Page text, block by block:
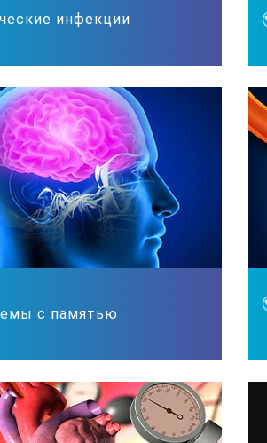
инфекции
с памятью